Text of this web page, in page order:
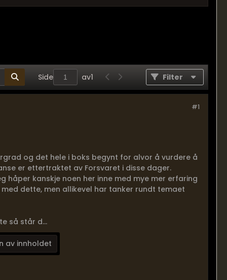
Side
av1 Filter
#1
og det hele i boks begynt for alvor å vurdere å
er ettertraktet av Forsvaret i disse dager.
håper kanskje noen her inne med mye mer erfaring
dette, men allikevel har tanker rundt temaet
så står d...
av innholdet